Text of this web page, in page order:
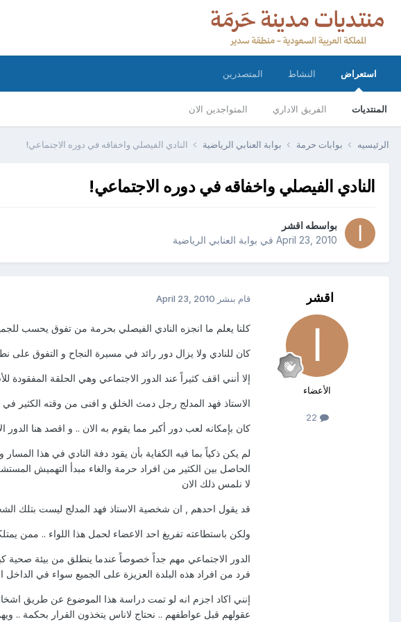
استعراض
المنتديات الفريق الاداري المتواجدين الان
النشاط المتصدرين
الرئيسيه بوابات حرمة بوابة العنابي الرياضية النادي الفيصلي واخفاقه في دوره الاجتماعي!
النادي الفيصلي واخفاقه في دوره الاجتماعي!
بواسطه اقشر
April 23, 2010 في بوابة العنابي الرياضية
اقشر
الأعضاء
قام بنشر April 23, 2010
كلنا يعلم ما انجزه النادي الفيصلي بحرمة من تفوق يحسب
كان للنادي ولا يزال دور رائد في مسيرة النجاح و التفوق على
إلا أنني اقف كثيراً عند الدور الاجتماعي وهي الحلقة
الاستاذ فهد المدلج رجل دمث الخلق و افنى من وقته الكثير
كان بإمكانه لعب دور أكبر مما يقوم به الان .. و اقصد هنا
لم يكن ذكياً بما فيه الكفاية بأن يقود دفة النادي في هذا
الحاصل بين الكثير من افراد حرمة والغاء مبدأ التهميش
لا نلمس ذلك الان
قد يقول احدهم , ان شخصية الاستاذ فهد المدلج ليست بتلك
ولكن باستطاعته تفريغ احد الاعضاء لحمل هذا اللواء .. ممن
الدور الاجتماعي مهم جداً خصوصاً عندما ينطلق من بيئة صحية
فرد من افراد هذه البلدة العزيزة على الجميع سواء في الداخل
إنني اكاد اجزم انه لو تمت دراسة هذا الموضوع عن طريق
عقولهم قبل عواطفهم .. نحتاج لاناس يتخذون القرار بحكمة ..